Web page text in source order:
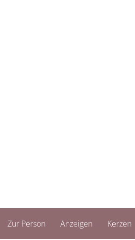
Zur Person Anzeigen Kerzen